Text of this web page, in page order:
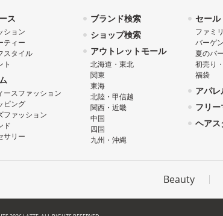
ス
ション
ティー
スタイル
ト
ースファッション
ピング
ファッション
ド
サリー
ブランド検索
ショップ検索
アウトレットモール
北海道・東北
関東
東海
北陸・甲信越
関西・近畿
中国
四国
九州・沖縄
セール
ファミ
バーゲ
夏のバ
初売り
福袋
アパレ
フリー
ヘアス
Beauty